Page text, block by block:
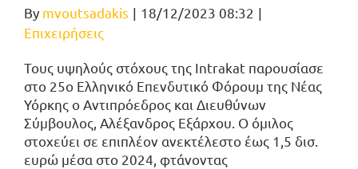
By mvoutsadakis | 18/12/2023 08:32 |
Επιχειρήσεις
Τους υψηλούς στόχους της Intrakat παρουσίασε
στο 25ο Ελληνικό Επενδυτικό Φόρουμ της Νέας
Υόρκης ο Αντιπρόεδρος και Διευθύνων
Σύμβουλος, Αλέξανδρος Εξάρχου. Ο όμιλος
στοχεύει σε επιπλέον ανεκτέλεστο έως 1,5 δισ.
ευρώ μέσα στο 2024, φτάνοντας